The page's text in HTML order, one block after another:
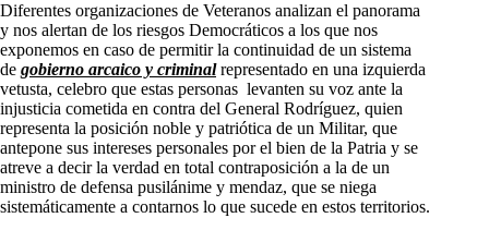
Diferentes organizaciones de Veteranos analizan el panorama
y nos alertan de los riesgos Democráticos a los que nos
exponemos en caso de permitir la continuidad de un sistema
de gobierno arcaico y criminalrepresentado en una izquierda
vetusta, celebro que estas personas levanten su voz ante la
injusticia cometida en contra del General Rodríguez, quien
representa la posición noble y patriótica de un Militar, que
antepone sus intereses personales por el bien de la Patria y se
atreve a decir la verdad en total contraposición a la de un
ministro de defensa pusilánime y mendaz, que se niega
sistemáticamente a contarnos lo que sucede en estos territorios.